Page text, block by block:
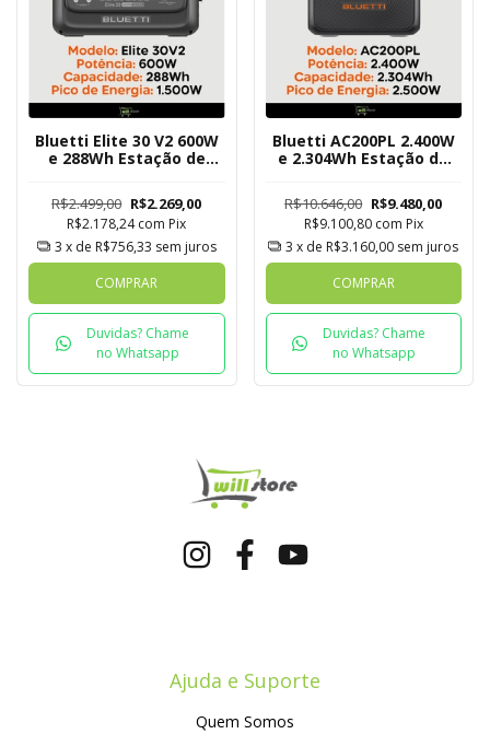
Bluetti Elite 30 V2 600W
e 288Wh Estação de
R$2.499,00 R$2.269,00
R$2.178,24com Pix
3 x de R$756,33 sem juros
COMPRAR
Duvidas? Chame
no Whatsapp
Bluetti AC200PL 2.400W
e 2.304Wh Estação de
R$10.646,00 R$9.480,00
R$9.100,80 com Pix
3 x de R$3.160,00 sem juros
COMPRAR
Duvidas? Chame
no Whatsapp
Ajuda e Suporte
Quem Somos